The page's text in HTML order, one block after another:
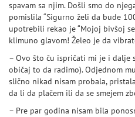
spavam sa njim. Došli smo do
pomislila “Sigurno želi da bude
upotrebili rekao je “Mojoj bivšoj se
klimuno glavom! Želeo je da
– Ovo što ču ispričati mi je i dalje
običaj to da radimo). Odjednom
slično nikad nisam probala,
da li da plačem ili da se smejem
– Pre par godina nisam bila